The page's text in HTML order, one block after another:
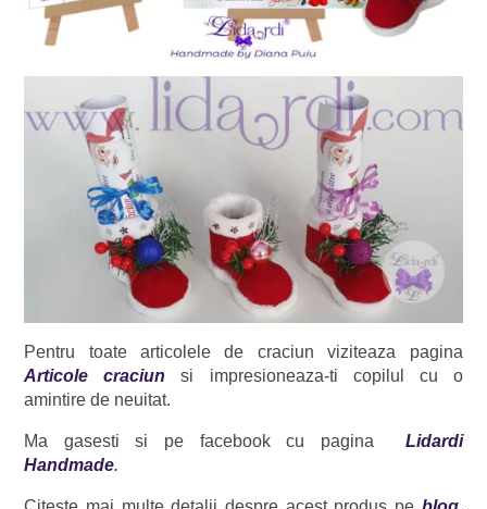
Pentru toate articolele de craciun viziteaza pagina
Articole craciun
si impresioneaza-ti copilul cu o
amintire de neuitat.
Ma gasesti si pe facebook cu pagina Lidardi
Handmade.